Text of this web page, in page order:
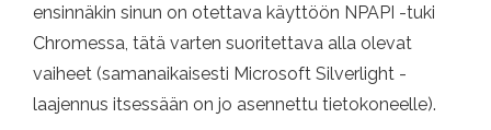
ensinnäkin sinun on otettava käyttöön NPAPI -tuki
Chromessa, tätä varten suoritettava alla olevat
vaiheet (samanaikaisesti Microsoft Silverlight -
laajennus itsessään on jo asennettu tietokoneelle).